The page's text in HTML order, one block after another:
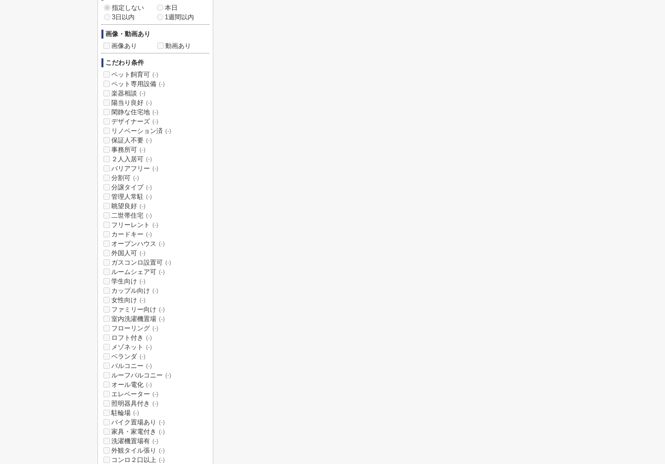
指定しない
本日
3日以内
1週間以内
画像・動画あり
画像あり
動画あり
こだわり条件
ペット飼育可 (-)
ペット専用設備 (-)
楽器相談 (-)
陽当り良好 (-)
閑静な住宅地 (-)
デザイナーズ (-)
リノベーション済 (-)
保証人不要 (-)
事務所可 (-)
２人入居可 (-)
バリアフリー (-)
分割可 (-)
分譲タイプ (-)
管理人常駐 (-)
眺望良好 (-)
二世帯住宅 (-)
フリーレント (-)
カードキー (-)
オープンハウス (-)
外国人可 (-)
ガスコンロ設置可 (-)
ルームシェア可 (-)
学生向け (-)
カップル向け (-)
女性向け (-)
ファミリー向け (-)
室内洗濯機置場 (-)
フローリング (-)
ロフト付き (-)
メゾネット (-)
ベランダ (-)
バルコニー (-)
ルーフバルコニー (-)
オール電化 (-)
エレベーター (-)
照明器具付き (-)
駐輪場 (-)
バイク置場あり (-)
家具・家電付き (-)
洗濯機置場有 (-)
外観タイル張り (-)
コンロ２口以上 (-)